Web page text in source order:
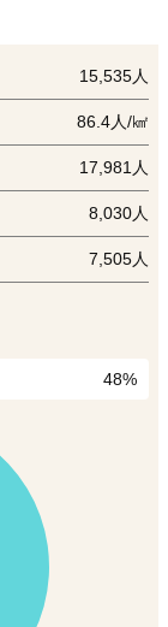
15,535人
86.4人/㎢
17,981人
8,030人
7,505人
48%